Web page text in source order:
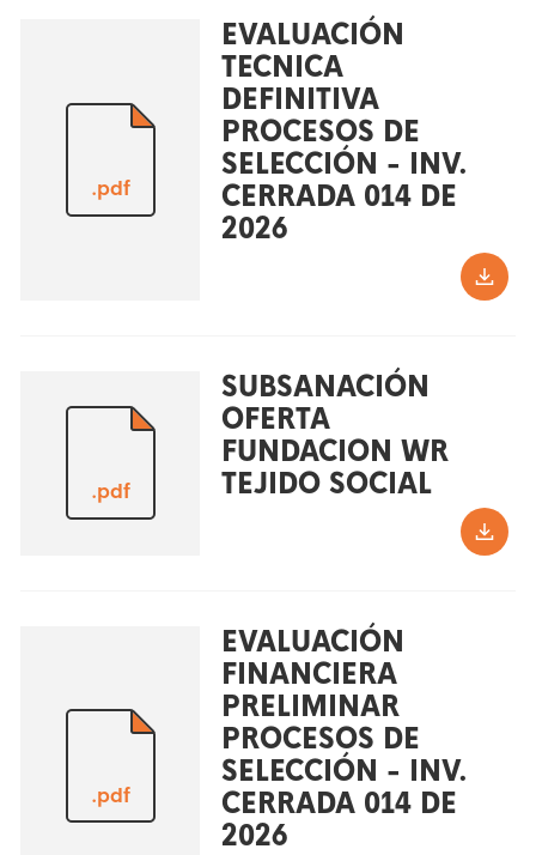
.pdf
EVALUACIÓN
TECNICA
DEFINITIVA
PROCESOS DE
SELECCIÓN - INV.
CERRADA 014 DE
2026
.pdf
SUBSANACIÓN
OFERTA
FUNDACION WR
TEJIDO SOCIAL
.pdf
EVALUACIÓN
FINANCIERA
PRELIMINAR
PROCESOS DE
SELECCIÓN - INV.
CERRADA 014 DE
2026